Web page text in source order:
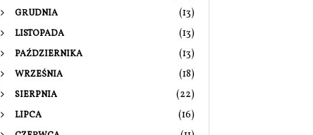
GRUDNIA (13)
LISTOPADA (13)
PAŹDZIERNIKA (13)
WRZEŚNIA (18)
SIERPNIA (22)
LIPCA (16)